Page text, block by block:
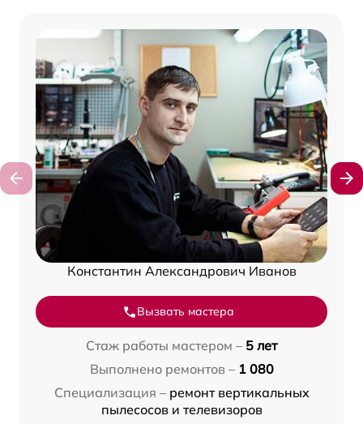
Константин Александрович Иванов
Вызвать мастера
Стаж работы мастером – 5 лет
Выполнено ремонтов – 1 080
Специализация – ремонт вертикальных
пылесосов и телевизоров